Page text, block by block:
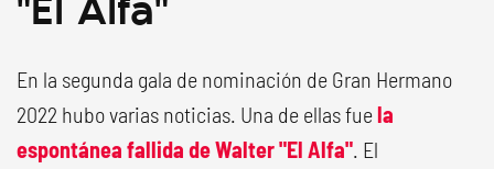
En la segunda gala de nominación de Gran Hermano
2022 hubo varias noticias. Una de ellas fuela
espontánea fallida de Walter "El Alfa". El